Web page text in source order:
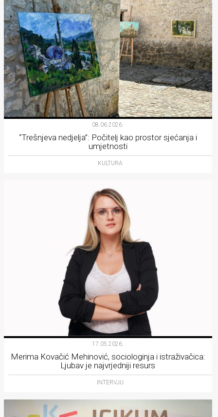
08.06.2026.
“Trešnjeva nedjelja”: Počitelj kao prostor sjećanja i
umjetnosti
KULTURA
17.05.2026.
Merima Kovačić Mehinović, sociologinja i istraživačica:
Ljubav je najvrjedniji resurs
INTERVJU